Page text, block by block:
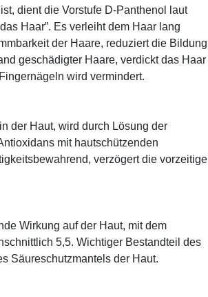
dient die Vorstufe D-Panthenol laut
Haar”. Es verleiht dem Haar lang
der Haare, reduziert die Bildung
geschädigter Haare, verdickt das Haar
wird vermindert.
der Haut, wird durch Lösung der
mit hautschützenden
verzögert die vorzeitige
Wirkung auf der Haut, mit dem
5,5. Wichtiger Bestandteil des
Säureschutzmantels der Haut.